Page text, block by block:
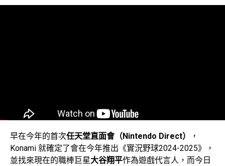
早在今年的首次任天堂直面會（Nintendo Direct）
，
Konami 就確定了會在今年推出《實況野球2024-2025》，
並找來現在的職棒巨星大谷翔平作為遊戲代言人，而今日